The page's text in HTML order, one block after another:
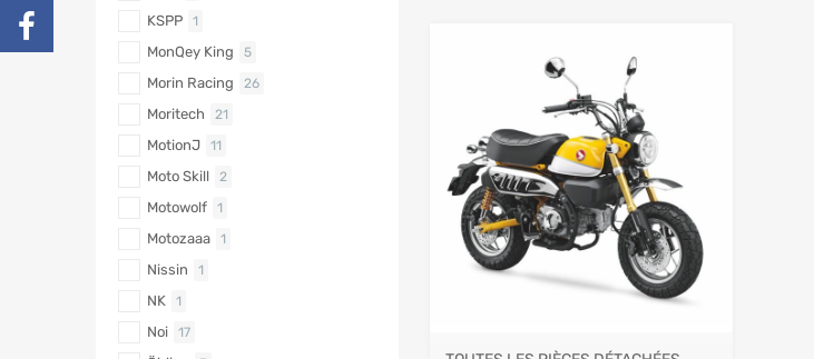
KSPP 1
MonQey King 5
Morin Racing 26
Moritech 21
MotionJ 11
Moto Skill 2
Motowolf 1
Motozaaa 1
Nissin 1
NK 1
Noi 17